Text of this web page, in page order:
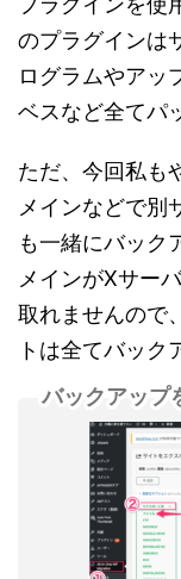
のプラグインは
ログラムやアッ
ベスなど全てパ
ただ、今回私も
メインなどで別
も一緒にバック
メインがXサー
取れませんので
トは全てバック
バックアップ